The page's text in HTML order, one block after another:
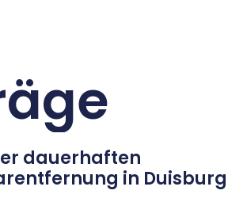
dauerhaften
in Duisburg